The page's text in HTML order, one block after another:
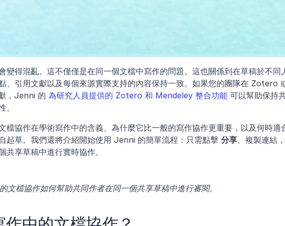
變得混亂。這不僅僅是在同一個文檔中寫作的問題。這也關係到在草稿於不同
、引用文獻以及每個來源實際支持的內容保持一致。如果您的團隊在 Zotero
，Jenni 的 為研究人員提供的 Zotero 和 Mendeley 整合功能 可以幫助保持
。
檔協作在學術寫作中的含義、為什麼它比一般的寫作協作更重要，以及何時適
起草。我們還將介紹開始使用 Jenni 的簡單流程：只需點擊 分享 、複製連結，
共享草稿中進行實時協作。
文檔協作如何幫助共同作者在同一個共享草稿中進行審閱。